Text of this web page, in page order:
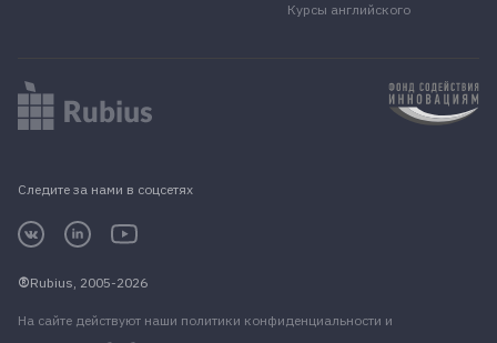
Следите за нами в соцсетях
Курсы английского
Rubius, 2005-2026
На сайте действуют наши политики конфиденциальности и